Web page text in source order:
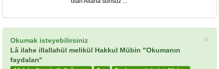
×
Okumak isteyebilirsiniz
Lâ ilahe illallahül melikül Hakkul Mübin "Okumanın
faydaları"